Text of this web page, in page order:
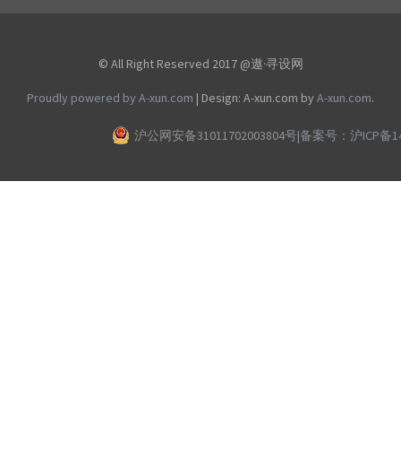
© All Right Reserved 2017 @遨·寻设网
Proudly powered by A-xun.com | Design: A-xun.com by A-xun.com.
沪公网安备31011702003804号|备案号：沪ICP备